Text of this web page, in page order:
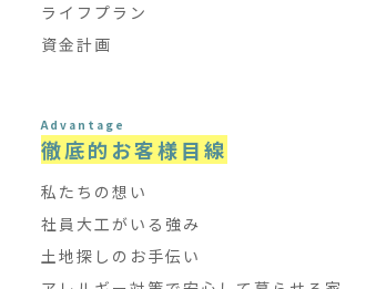
ライフプラン
資金計画
Advantage
徹底的お客様目線
私たちの想い
社員大工がいる強み
土地探しのお手伝い